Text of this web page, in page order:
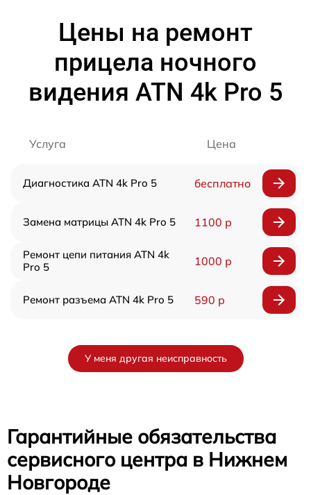
Цены на ремонт
прицела ночного
видения ATN 4k Pro 5
Услуга Цена
Диагностика ATN 4k Pro 5 бесплатно
Замена матрицы ATN 4k Pro 5 1100 р
Ремонт цепи питания ATN 4k
Pro 5
1000 р
Ремонт разъема ATN 4k Pro 5 590 р
У меня другая неисправность
Гарантийные обязательства
сервисного центра в Нижнем
Новгороде